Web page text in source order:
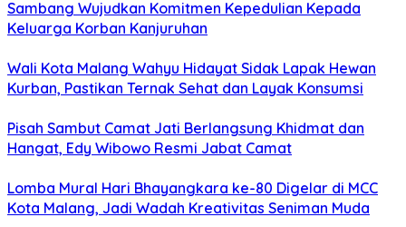
Sambang Wujudkan Komitmen Kepedulian Kepada
Keluarga Korban Kanjuruhan
Wali Kota Malang Wahyu Hidayat Sidak Lapak Hewan
Kurban, Pastikan Ternak Sehat dan Layak Konsumsi
Pisah Sambut Camat Jati Berlangsung Khidmat dan
Hangat, Edy Wibowo Resmi Jabat Camat
Lomba Mural Hari Bhayangkara ke-80 Digelar di MCC
Kota Malang, Jadi Wadah Kreativitas Seniman Muda